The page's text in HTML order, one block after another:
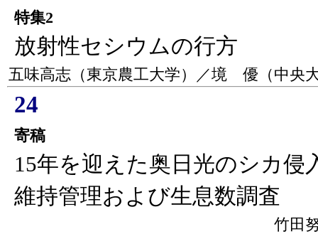
特集2
放射性セシウムの行方
五味高志（東京農工大学）／境 優（中央
24
寄稿
15年を迎えた奥日光のシカ侵
維持管理および生息数調査
竹田